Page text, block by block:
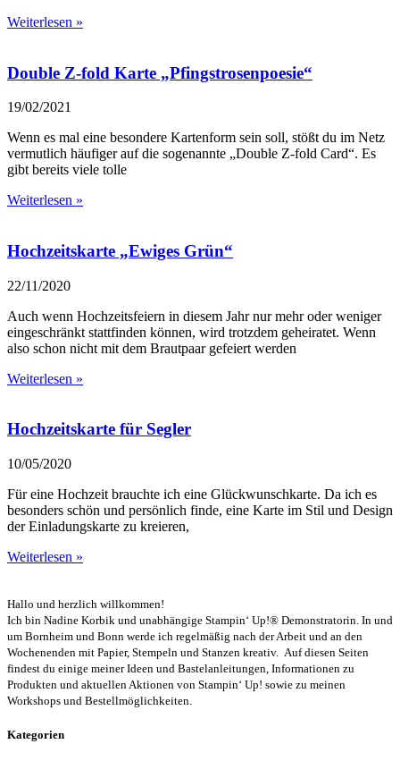
Weiterlesen »
Double Z-fold Karte „Pfingstrosenpoesie“
19/02/2021
Wenn es mal eine besondere Kartenform sein soll, stößt du im Netz
vermutlich häufiger auf die sogenannte „Double Z-fold Card“. Es
gibt bereits viele tolle
Weiterlesen »
Hochzeitskarte „Ewiges Grün“
22/11/2020
Auch wenn Hochzeitsfeiern in diesem Jahr nur mehr oder weniger
eingeschränkt stattfinden können, wird trotzdem geheiratet. Wenn
also schon nicht mit dem Brautpaar gefeiert werden
Weiterlesen »
Hochzeitskarte für Segler
10/05/2020
Für eine Hochzeit brauchte ich eine Glückwunschkarte. Da ich es
besonders schön und persönlich finde, eine Karte im Stil und Design
der Einladungskarte zu kreieren,
Weiterlesen »
Hallo und herzlich willkommen!
Ich bin Nadine Korbik und unabhängige Stampin‘ Up!® Demonstratorin. In und
um Bornheim und Bonn werde ich regelmäßig nach der Arbeit und an den
Wochenenden mit Papier, Stempeln und Stanzen kreativ. Auf diesen Seiten
findest du einige meiner Ideen und Bastelanleitungen, Informationen zu
Produkten und aktuellen Aktionen von Stampin‘ Up! sowie zu meinen
Workshops und Bestellmöglichkeiten.
Kategorien